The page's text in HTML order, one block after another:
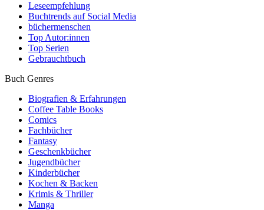
Leseempfehlung
Buchtrends auf Social Media
büchermenschen
Top Autor:innen
Top Serien
Gebrauchtbuch
Buch Genres
Biografien & Erfahrungen
Coffee Table Books
Comics
Fachbücher
Fantasy
Geschenkbücher
Jugendbücher
Kinderbücher
Kochen & Backen
Krimis & Thriller
Manga